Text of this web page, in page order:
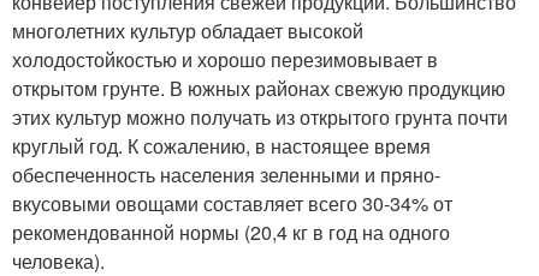
многолетних культур обладает высокой
холодостойкостью и хорошо перезимовывает в
открытом грунте. В южных районах свежую продукцию
этих культур можно получать из открытого грунта почти
круглый год. К сожалению, в настоящее время
обеспеченность населения зеленными и пряно-
вкусовыми овощами составляет всего 30-34% от
рекомендованной нормы (20,4 кг в год на одного
человека).